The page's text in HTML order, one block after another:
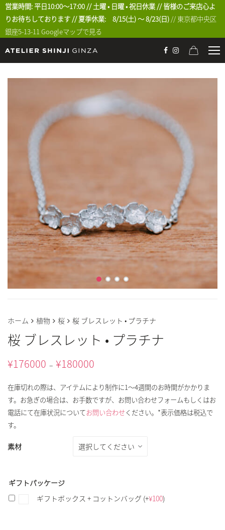
営業時間: 平日10:00〜17:00 // 土曜 • 日曜 • 祝日休業 // 皆様のご来店心よ
りお待ちしております // 夏季休業: 8/15(土) 〜 8/23(日) // 東京都中央区
銀座5-13-11Googleマップで見る
ホーム 植物 桜 桜 ブレスレット • プラチナ
桜 ブレスレット • プラチナ
¥176000 – ¥180000
在庫切れの際は、アイテムにより制作に1～4週間のお時間がかかりま
す。お急ぎの場合は、お手数ですが、お問い合わせフォームもしくはお
電話にて在庫状況についてお問い合わせ ください。*表示価格は税込で
す。
素材
ギフトパッケージ
ギフトボックス + コットンバッグ (+¥100)